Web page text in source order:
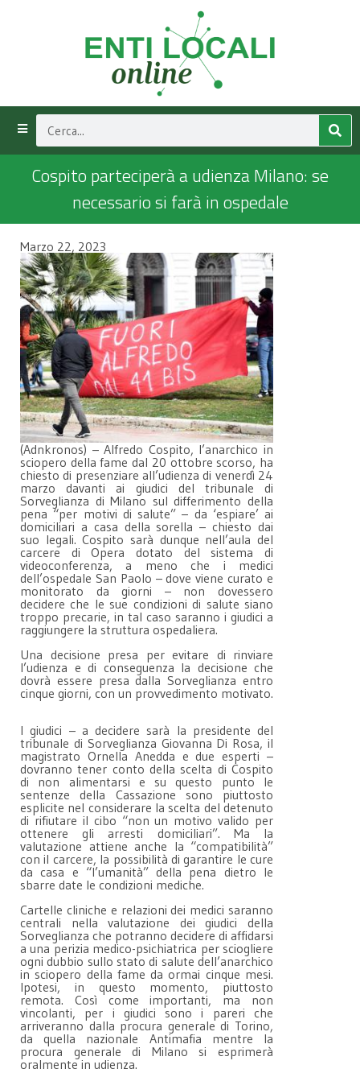
Cospito parteciperà a udienza Milano: se
necessario si farà in ospedale
Marzo 22, 2023
(Adnkronos) – Alfredo Cospito, l’anarchico in
sciopero della fame dal 20 ottobre scorso, ha
chiesto di presenziare all’udienza di venerdì 24
marzo davanti ai giudici del tribunale di
Sorveglianza di Milano sul differimento della
pena “per motivi di salute” – da ‘espiare’ ai
domiciliari a casa della sorella – chiesto dai
suo legali. Cospito sarà dunque nell’aula del
carcere di Opera dotato del sistema di
videoconferenza, a meno che i medici
dell’ospedale San Paolo – dove viene curato e
monitorato da giorni – non dovessero
decidere che le sue condizioni di salute siano
troppo precarie, in tal caso saranno i giudici a
raggiungere la struttura ospedaliera.
Una decisione presa per evitare di rinviare
l’udienza e di conseguenza la decisione che
dovrà essere presa dalla Sorveglianza entro
cinque giorni, con un provvedimento motivato.
I giudici – a decidere sarà la presidente del
tribunale di Sorveglianza Giovanna Di Rosa, il
magistrato Ornella Anedda e due esperti –
dovranno tener conto della scelta di Cospito
di non alimentarsi e su questo punto le
sentenze della Cassazione sono piuttosto
esplicite nel considerare la scelta del detenuto
di rifiutare il cibo “non un motivo valido per
ottenere gli arresti domiciliari”. Ma la
valutazione attiene anche la “compatibilità”
con il carcere, la possibilità di garantire le cure
da casa e “l’umanità” della pena dietro le
sbarre date le condizioni mediche.
Cartelle cliniche e relazioni dei medici saranno
centrali nella valutazione dei giudici della
Sorveglianza che potranno decidere di affidarsi
a una perizia medico-psichiatrica per sciogliere
ogni dubbio sullo stato di salute dell’anarchico
in sciopero della fame da ormai cinque mesi.
Ipotesi, in questo momento, piuttosto
remota. Così come importanti, ma non
vincolanti, per i giudici sono i pareri che
arriveranno dalla procura generale di Torino,
da quella nazionale Antimafia mentre la
procura generale di Milano si esprimerà
oralmente in udienza.